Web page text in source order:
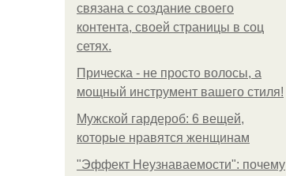
связана с создание своего
контента, своей страницы в соц
сетях.
Прическа - не просто волосы, а
мощный инструмент вашего стиля!
Мужской гардероб: 6 вещей,
которые нравятся женщинам
"Эффект Неузнаваемости": почему